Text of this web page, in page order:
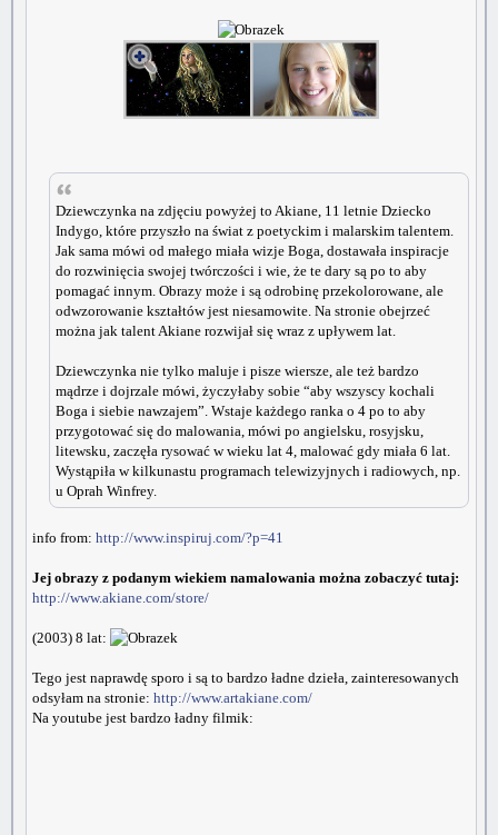
Dziewczynka na zdjęciu powyżej to Akiane, 11 letnie Dziecko
Indygo, które przyszło na świat z poetyckim i malarskim talentem.
Jak sama mówi od małego miała wizje Boga, dostawała inspiracje
do rozwinięcia swojej twórczości i wie, że te dary są po to aby
pomagać innym. Obrazy może i są odrobinę przekolorowane, ale
odwzorowanie kształtów jest niesamowite. Na stronie obejrzeć
można jak talent Akiane rozwijał się wraz z upływem lat.
Dziewczynka nie tylko maluje i pisze wiersze, ale też bardzo
mądrze i dojrzale mówi, życzyłaby sobie “aby wszyscy kochali
Boga i siebie nawzajem”. Wstaje każdego ranka o 4 po to aby
przygotować się do malowania, mówi po angielsku, rosyjsku,
litewsku, zaczęła rysować w wieku lat 4, malować gdy miała 6 lat.
Wystąpiła w kilkunastu programach telewizyjnych i radiowych, np.
u Oprah Winfrey.
info from: http://www.inspiruj.com/?p=41
Jej obrazy z podanym wiekiem namalowania można zobaczyć tutaj:
http://www.akiane.com/store/
(2003) 8 lat:
Tego jest naprawdę sporo i są to bardzo ładne dzieła, zainteresowanych
odsyłam na stronie: http://www.artakiane.com/
Na youtube jest bardzo ładny filmik: